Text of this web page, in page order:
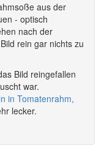
aus der
- optisch
nach der
rein gar nichts zu
Bild reingefallen
war.
in Tomatenrahm,
lecker.